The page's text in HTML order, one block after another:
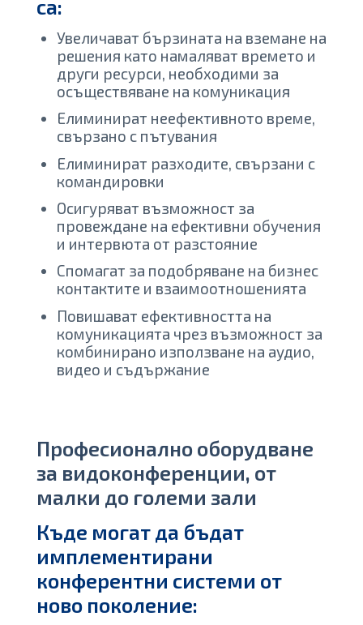
са:
Увеличават бързината на вземане на
решения като намаляват времето и
други ресурси, необходими за
осъществяване на комуникация
Елиминират неефективното време,
свързано с пътувания
Елиминират разходите, свързани с
командировки
Осигуряват възможност за
провеждане на ефективни обучения
и интервюта от разстояние
Спомагат за подобряване на бизнес
контактите и взаимоотношенията
Повишават ефективността на
комуникацията чрез възможност за
комбинирано използване на аудио,
видео и съдържание
Професионално оборудване
за видоконференции, от
малки до големи зали
Къде могат да бъдат
имплементирани
конферентни системи от
ново поколение: